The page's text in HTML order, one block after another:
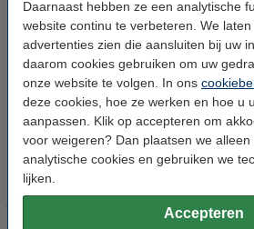
Daarnaast hebben ze een analytische
website continu te verbeteren. We
advertenties zien die aansluiten bij uw
daarom cookies gebruiken om uw
onze website te volgen. In ons
deze cookies, hoe ze werken en hoe u
aanpassen. Klik op accepteren om
voor weigeren? Dan plaatsen we alleen
analytische cookies en gebruiken we
lijken.
Accepteren
123accu Xtreme Power AAA /
MN2400 / LR03 alkaline batterij
€ 14,50 € 13,05
Inclusief 21%
BTW
€